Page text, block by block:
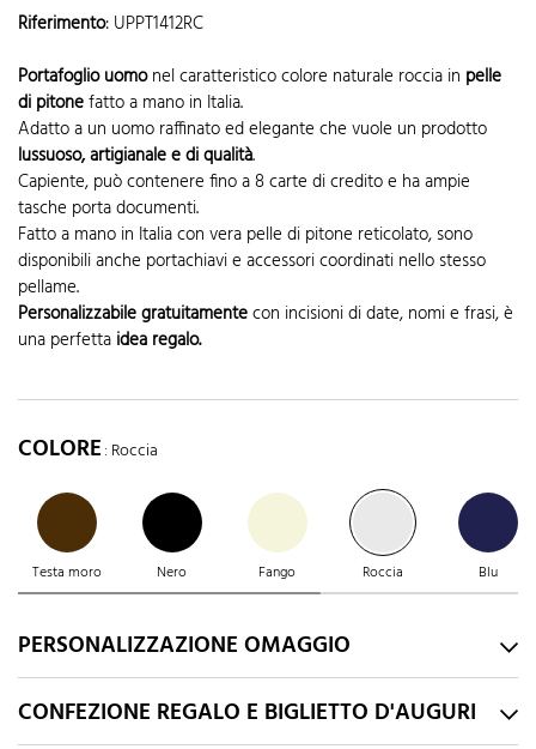
Riferimento: UPPT1412RC
Portafoglio uomonel caratteristico colore naturale roccia in pelle
di pitonefatto a mano in Italia.
Adatto a un uomo raffinato ed elegante che vuole un prodotto
lussuoso, artigianale e di qualità.
Capiente, può contenere fino a 8 carte di credito e ha ampie
tasche porta documenti.
Fatto a mano in Italia con vera pelle di pitone reticolato, sono
disponibili anche portachiavi e accessori coordinati nello stesso
pellame.
Personalizzabile gratuitamentecon incisioni di date, nomi e frasi, è
una perfetta idea regalo.
COLORE: Roccia
Testa moro Nero Fango Roccia Blu
PERSONALIZZAZIONE OMAGGIO
CONFEZIONE REGALO E BIGLIETTO D'AUGURI